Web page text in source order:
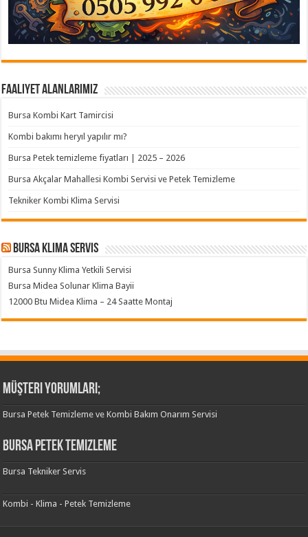
Faaliyet Alanlarımız
Bursa Kombi Kart Tamircisi
Kombi bakımı heryıl yapılır mı?
Bursa Petek temizleme fiyatları | 2025 – 2026
Bursa Akçalar Mahallesi Kombi Servisi ve Petek Temizleme
Tekniker Kombi Klima Servisi
Bursa klima servis
Bursa Sunny Klima Yetkili Servisi
Bursa Midea Solunar Klima Bayii
12000 Btu Midea Klima – 24 Saatte Montaj
Müşteri Yorumları;
Bursa Petek Temizleme ve Kombi Bakım Onarım Servisi
Bursa Petek Temizleme
Bursa Tekniker Servis
Kombi - Klima - Petek Temizleme